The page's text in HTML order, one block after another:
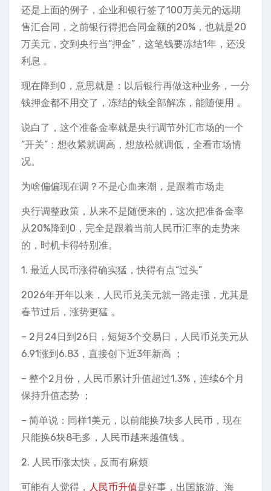
还是上面的例子，企业和银行签了100万美元的远期
售汇合同，之前银行得把合同金额的20%，也就是20
万美元，交到央行当“押金”，这笔钱要冻结1年，还没
利息 。
现在降到0，意思就是：以后银行再做这种业务，一分
钱押金都不用交了，冻结的钱全部解冻，能随便用 。
说白了，这个准备金率就是央行调节外汇市场的一个
“开关”：想收紧就调高，想放松就调低，全看市场情
况。
为啥偏偏现在调？不是心血来潮，是跟着市场走
央行调整政策，从来不是随便来的，这次把准备金率
从20%降到0，完全是跟着当前人民币汇率的走势来
的，时机卡得特别准。
1. 最近人民币涨得确实猛，快得有点“过头”
2026年开年以来，人民币兑美元就一路走强，尤其是
春节过后，涨势更猛 。
– 2月24日到26日，短短3个交易日，人民币兑美元从
6.91涨到6.83，直接创下近3年新高 ；
– 整个2月份，人民币累计升值超过1.3%，连续6个月
保持升值态势 ；
– 简单说：同样1美元，以前能换7块多人民币，现在
只能换6块8毛多，人民币越来越值钱 。
2. 人民币涨太快，反而有麻烦
可能有人觉得， 人民币升值是好事，出国旅游、海